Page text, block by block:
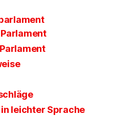
leichter Sprache